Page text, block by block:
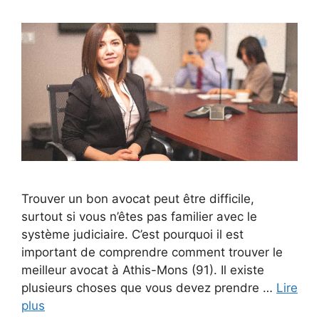
Trouver un bon avocat peut être difficile,
surtout si vous n’êtes pas familier avec le
système judiciaire. C’est pourquoi il est
important de comprendre comment trouver le
meilleur avocat à Athis-Mons (91). Il existe
plusieurs choses que vous devez prendre … Lire
plus